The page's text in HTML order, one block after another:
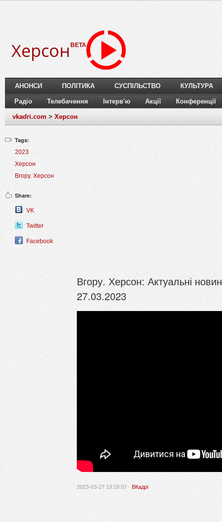
Херсон BETA
АНОНСИ ПОЛІТИКА СУСПІЛЬСТВО КУЛЬТУРА
Радіо Телебачення Інтерв'ю Акції Конференції
vkadri.com > Херсон
Tags:
2023
Херсон
Вгору. Херсон
Share:
VK
Twitter
Facebook
Вгору. Херсон: Актуальні
27.03.2023
2023-03-27 19:16:07 · ВКадрі